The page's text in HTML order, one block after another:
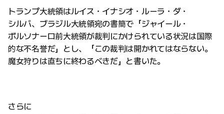
トランプ大統領はルイス・イナシオ・ルーラ・ダ・
シルバ、ブラジル大統領宛の書簡で「ジャイール・
ボルソナーロ前大統領が裁判にかけられている状況は国際
的な不名誉だ」とし、「この裁判は開かれてはならない。
魔女狩りは直ちに終わるべきだ」と書いた。
さらに